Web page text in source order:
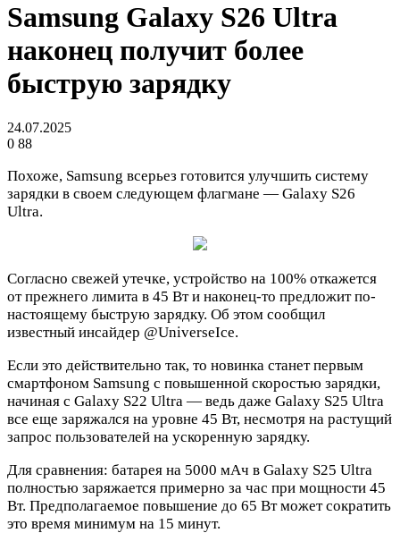
Samsung Galaxy S26 Ultra
наконец получит более
быструю зарядку
24.07.2025
0 88
Похоже, Samsung всерьез готовится улучшить систему
зарядки в своем следующем флагмане — Galaxy S26
Ultra.
Согласно свежей утечке, устройство на 100% откажется
от прежнего лимита в 45 Вт и наконец-то предложит по-
настоящему быструю зарядку. Об этом сообщил
известный инсайдер @UniverseIce.
Если это действительно так, то новинка станет первым
смартфоном Samsung с повышенной скоростью зарядки,
начиная с Galaxy S22 Ultra — ведь даже Galaxy S25 Ultra
все еще заряжался на уровне 45 Вт, несмотря на растущий
запрос пользователей на ускоренную зарядку.
Для сравнения: батарея на 5000 мАч в Galaxy S25 Ultra
полностью заряжается примерно за час при мощности 45
Вт. Предполагаемое повышение до 65 Вт может сократить
это время минимум на 15 минут.